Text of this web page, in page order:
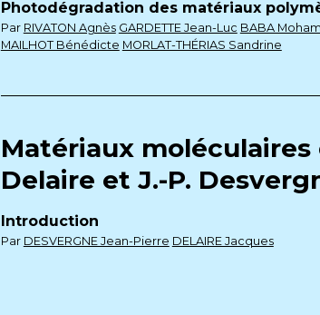
Photodégradation des matériaux
Par RIVATON Agnès GARDETTE Jean-Luc BABA
MAILHOT Bénédicte MORLAT-THÉRIAS Sandrine
Matériaux
Delaire et J.-P.
Introduction
Par DESVERGNE Jean-Pierre DELAIRE Jacques